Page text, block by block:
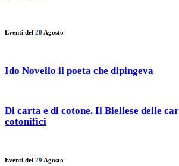
Eventi del 28 Agosto
Ido Novello il poeta che dipingeva
Di carta e di cotone. Il Biellese delle
cotonifici
Eventi del 29 Agosto